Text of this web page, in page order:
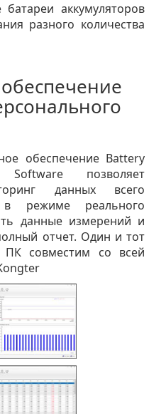
аккумуляторов
разного количества
обеспечение Battery
позволяет
данных всего
в режиме реального
данные измерений и
отчет. Один и тот
совместим со всей